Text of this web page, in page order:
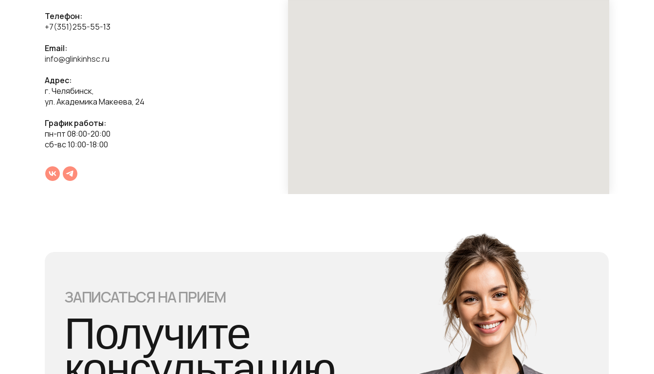
Телефон:
+7(351)255-55-13
Email:
info@glinkinhsc.ru
Адрес:
г. Челябинск,
ул. Академика Макеева, 24
График работы:
пн-пт 08:00-20:00
сб-вс 10:00-18:00
Получите
ЗАПИСАТЬСЯ НА ПРИЕМ